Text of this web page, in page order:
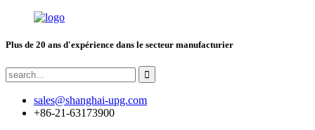
Plus de 20 ans d'expérience dans le secteur manufacturier
sales@shanghai-upg.com
+86-21-63173900